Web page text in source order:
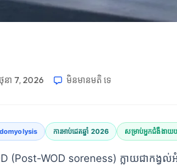
នា 7, 2026 មិនមាន​មតិ​ ទេ
ការអាប់ដេតឆ្នាំ 2026 សម្រាប់អ្នកជំងឺងា
(Post-WOD soreness) ក្លាយជាកង្វ